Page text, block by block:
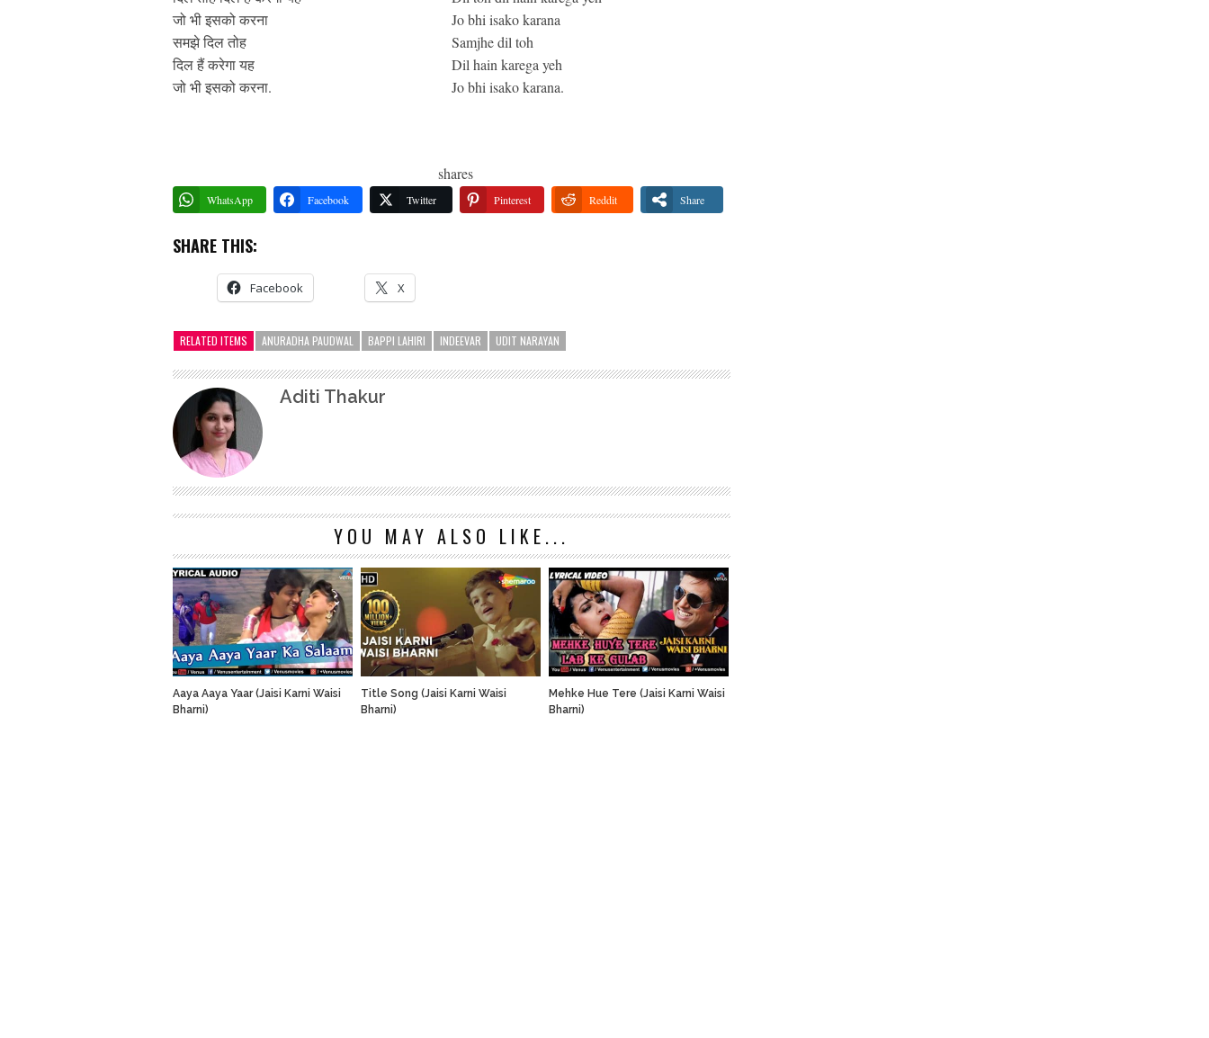
जो भी इसको करना
समझे दिल तोह
दिल हैं करेगा यह
जो भी इसको करना.
Jo bhi isako karana
Samjhe dil toh
Dil hain karega yeh
Jo bhi isako karana.
shares
WhatsApp Facebook Twitter Pinterest Reddit Share
SHARE THIS:
Facebook X
RELATED ITEMS ANURADHA PAUDWAL BAPPI LAHIRI INDEEVAR UDIT NARAYAN
Aditi Thakur
YOU MAY ALSO LIKE...
Aaya Aaya Yaar (Jaisi Karni Waisi
Bharni)
Title Song (Jaisi Karni Waisi
Bharni)
Mehke Hue Tere (Jaisi Karni Waisi
Bharni)